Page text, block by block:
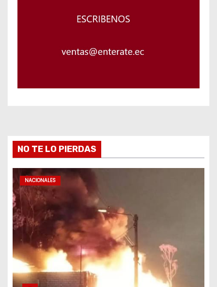
NO TE LO PIERDAS
NACIONALES